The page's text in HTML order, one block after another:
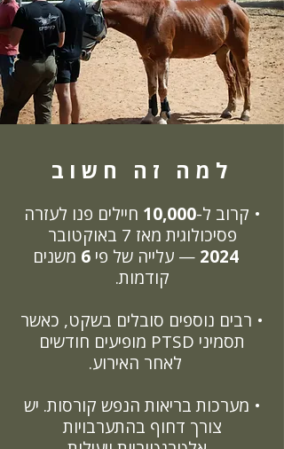
למה זה חשוב
• קרוב ל-10,000 חיילים פנו לעזרה
פסיכולוגית מאז 7 באוקטובר
2024
— עלייה של פי6 משנים
קודמות.
• רבים נוספים סובלים בשקט, כאשר
תסמיני PTSD מופיעים חודשים
לאחר האירוע.
• מערכות בריאות הנפש קורסות. יש
צורך דחוף בהתערבויות